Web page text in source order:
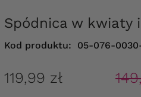
Spódnica w kwiaty
Kod produktu: 05-076-
119,99 zł